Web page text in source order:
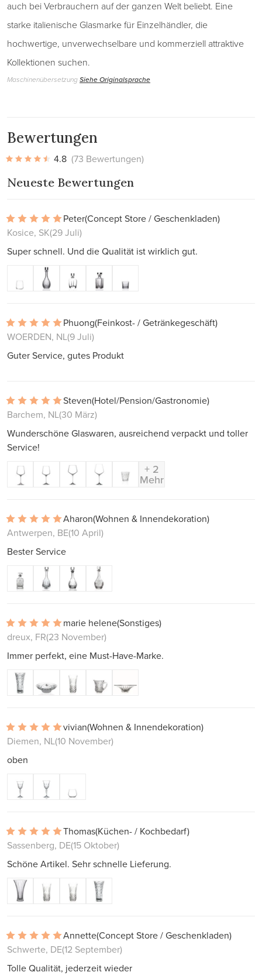
auch bei Verbrauchern auf der ganzen Welt beliebt. Eine
starke italienische Glasmarke für Einzelhändler, die
hochwertige, unverwechselbare und kommerziell attraktive
Kollektionen suchen.
MaschinenübersetzungSiehe Originalsprache
Bewertungen
4.8 (73 Bewertungen)
Neueste Bewertungen
Peter(Concept Store / Geschenkladen)
Kosice, SK(29 Juli)
Super schnell. Und die Qualität ist wirklich gut.
Phuong(Feinkost- / Getränkegeschäft)
WOERDEN, NL(9 Juli)
Guter Service, gutes Produkt
Steven(Hotel/Pension/Gastronomie)
Barchem, NL(30 März)
Wunderschöne Glaswaren, ausreichend verpackt und toller
Service!
+ 2
Mehr
Aharon(Wohnen & Innendekoration)
Antwerpen, BE(10 April)
Bester Service
marie helene(Sonstiges)
dreux, FR(23 November)
Immer perfekt, eine Must-Have-Marke.
vivian(Wohnen & Innendekoration)
Diemen, NL(10 November)
oben
Thomas(Küchen- / Kochbedarf)
Sassenberg, DE(15 Oktober)
Schöne Artikel. Sehr schnelle Lieferung.
Annette(Concept Store / Geschenkladen)
Schwerte, DE(12 September)
Tolle Qualität, jederzeit wieder